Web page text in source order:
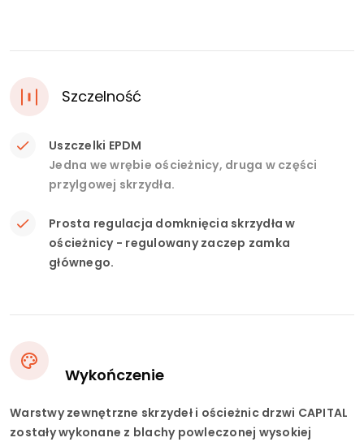
Szczelność
Uszczelki EPDM
Jedna we wrębie ościeżnicy, druga w części
przylgowej skrzydła.
Prosta regulacja domknięcia skrzydła w
ościeżnicy - regulowany zaczep zamka
głównego.
Wykończenie
Warstwy zewnętrzne skrzydeł i ościeżnic drzwi CAPITAL
zostały wykonane z blachy powleczonej wysokiej